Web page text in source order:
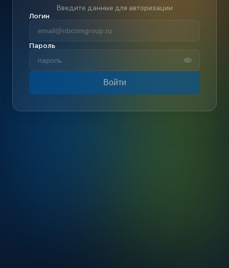
Введите данные для авторизации
Логин
Пароль
Войти